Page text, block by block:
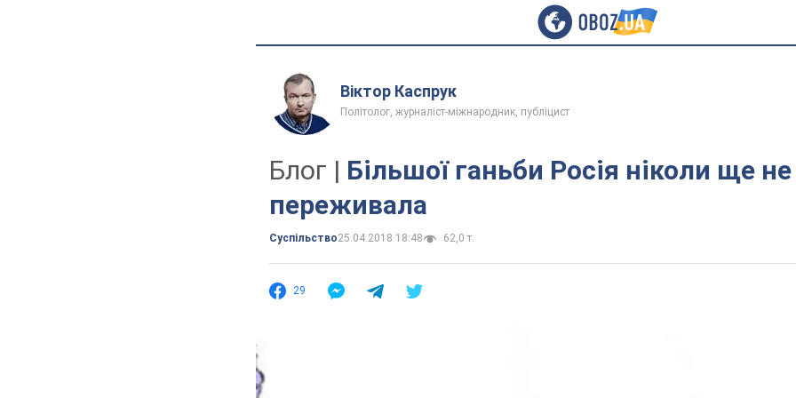
Віктор Каспрук
Політолог, журналіст-міжнародник, публіцист
Блог | Більшої ганьби Росія ніколи ще не
переживала
Суспільство25.04.2018 18:48 62,0 т.
29